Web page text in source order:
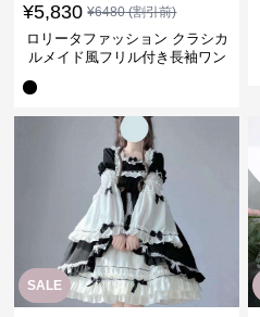
¥5,830 ¥6480(割引前)
ロリータファッション クラシカ
ルメイド風フリル付き長袖ワン
SALE